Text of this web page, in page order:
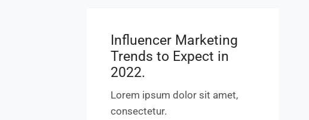
Influencer Marketing
Trends to Expect in
2022.
Lorem ipsum dolor sit amet,
consectetur.